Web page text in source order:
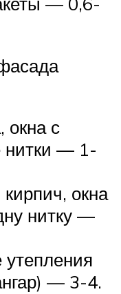
окна с
нитки — 1-
окна
нитку —
утепления
— 3-4.